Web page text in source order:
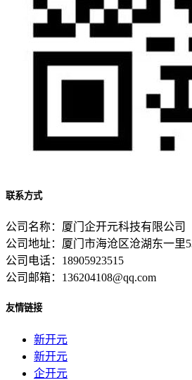
联系方式
公司名称：厦门企开元科技有限公司
公司地址：厦门市海沧区沧湖东一里
公司电话：18905923515
公司邮箱：136204108@qq.com
友情链接
新开元
新开元
企开元